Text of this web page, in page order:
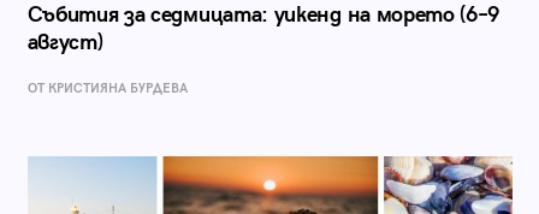
Събития за седмицата: уикенд на морето (6–9
август)
ОТ КРИСТИЯНА БУРДЕВА